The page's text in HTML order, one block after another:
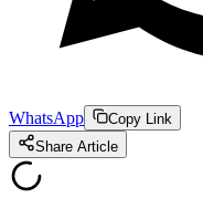
WhatsApp
Copy Link
Share Article